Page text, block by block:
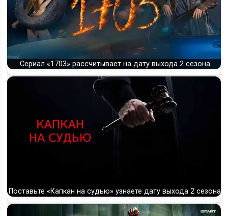
Сериал «1703» рассчитывает на дату выхода 2 сезона
Поставьте «Капкан на судью» узнаете дату выхода 2 сезона